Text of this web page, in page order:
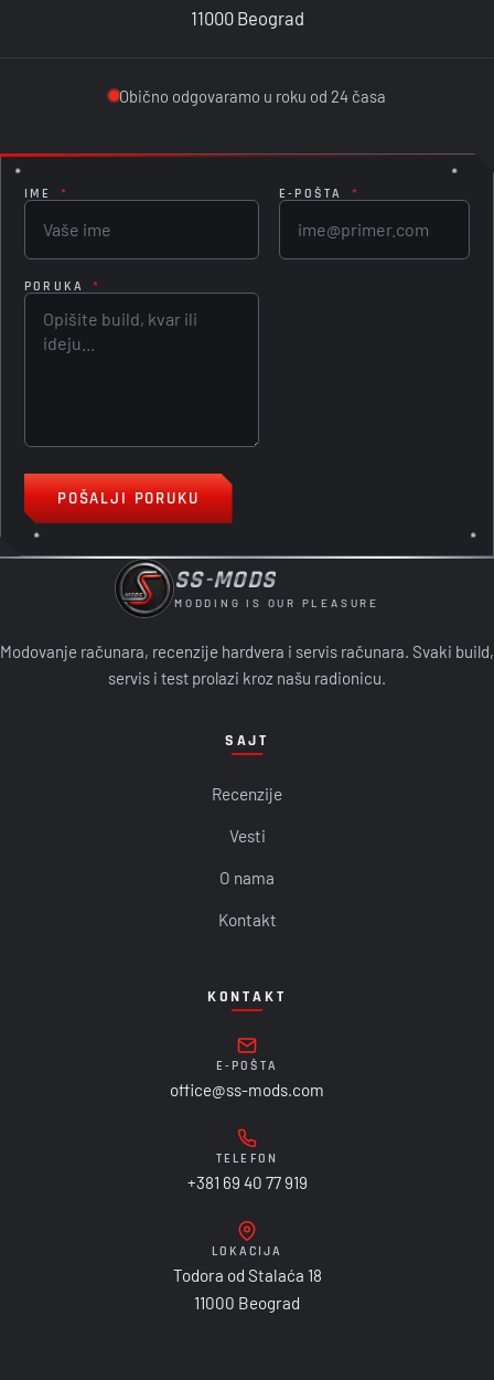
11000 Beograd
Obično odgovaramo u roku od 24 časa
IME * E-POŠTA *
PORUKA *
POŠALJI PORUKU
SS-MODS
MODDING IS OUR PLEASURE
Modovanje računara, recenzije hardvera i servis računara. Svaki build,
servis i test prolazi kroz našu radionicu.
SAJT
Recenzije
Vesti
O nama
Kontakt
KONTAKT
E-POŠTA
office@ss-mods.com
TELEFON
+381 69 40 77 919
LOKACIJA
Todora od Stalaća 18
11000 Beograd